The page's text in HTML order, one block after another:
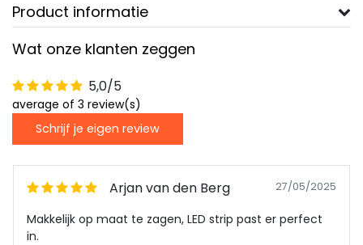
Product informatie
Wat onze klanten zeggen
5,0/5
average of 3 review(s)
Schrijf je eigen review
Arjan van den Berg 27/05/2025
Makkelijk op maat te zagen, LED strip past er perfect
in.